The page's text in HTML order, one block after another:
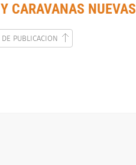
CARAVANAS NUEVAS
PUBLICACION